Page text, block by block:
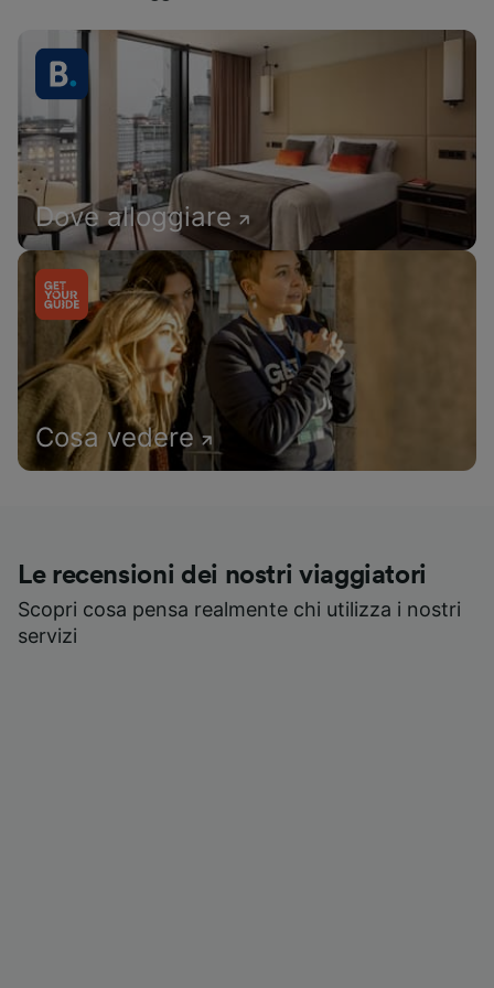
Dove alloggiare
Cosa vedere
Le recensioni dei nostri viaggiatori
Scopri cosa pensa realmente chi utilizza i nostri
servizi